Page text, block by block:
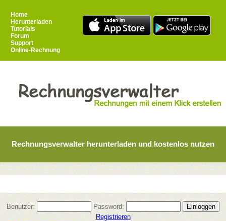
Home
Herunterladen
Tutorials
Forum
Support
Online-Rechnung
Rechnungsverwalter herunterladen und kostenlos nutzen
Benutzer:
Password:
Registrieren